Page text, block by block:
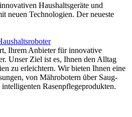
Haushaltsgeräte und
neuen Technologien. Der neueste
Ihrem Anbieter für innovative
Unser Ziel ist es, Ihnen den Alltag
zu erleichtern. Wir bieten Ihnen eine
von Mährobotern über Saug-
Rasenpflegeprodukten.